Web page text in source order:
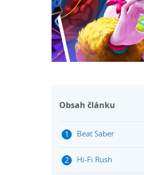
Obsah článku
Beat Saber
Hi-Fi Rush